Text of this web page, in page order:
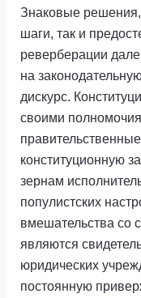
Знаковые
шаги, так и
реверберации
на
дискурс.
своими
конституционную
зернам
популистских
вмешательства со
являются
юридических
постоянную